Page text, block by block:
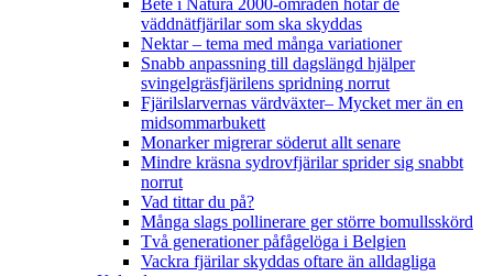
väddnätfjärilar som ska skyddas
Nektar – tema med många variationer
Snabb anpassning till dagslängd hjälper
svingelgräsfjärilens spridning norrut
Fjärilslarvernas värdväxter– Mycket mer än en
midsommarbukett
Monarker migrerar söderut allt senare
Mindre kräsna sydrovfjärilar sprider sig snabbt
norrut
Vad tittar du på?
Många slags pollinerare ger större bomullsskörd
Två generationer påfågelöga i Belgien
Vackra fjärilar skyddas oftare än alldagliga